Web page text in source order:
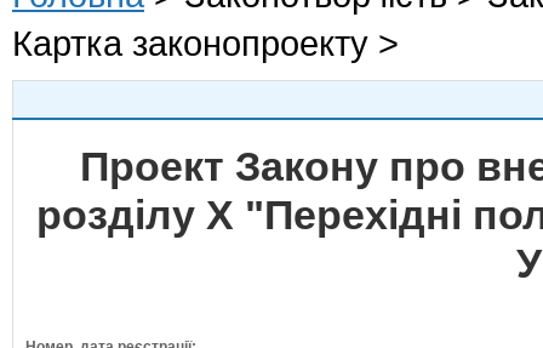
Картка законопроекту >
Проект Закону про
розділу Х "Перехідні